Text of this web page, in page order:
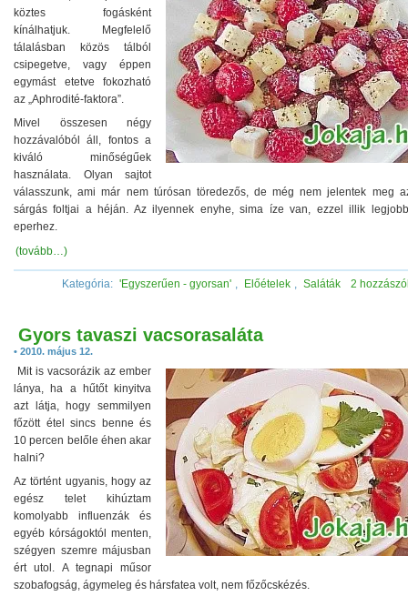
köztes fogásként
kínálhatjuk. Megfelelő
tálalásban közös tálból
csipegetve, vagy éppen
egymást etetve fokozható
az „Aphrodité-faktora”.
Mivel összesen négy
hozzávalóból áll, fontos a
kiváló minőségűek
használata. Olyan sajtot
válasszunk, ami már nem túrósan töredezős, de még nem jelentek meg
sárgás foltjai a héján. Az ilyennek enyhe, sima íze van, ezzel illik
eperhez.
(tovább…)
Kategória: 'Egyszerűen - gyorsan' Előételek Saláták 2
Gyors tavaszi vacsorasaláta
• 2010. május 12.
Mit is vacsorázik az ember
lánya, ha a hűtőt kinyitva
azt látja, hogy semmilyen
főzött étel sincs benne és
10 percen belőle éhen akar
halni?
Az történt ugyanis, hogy az
egész telet kihúztam
komolyabb influenzák és
egyéb kórságoktól menten,
szégyen szemre májusban
ért utol. A tegnapi műsor
szobafogság, ágymeleg és hársfatea volt, nem főzőcskézés.